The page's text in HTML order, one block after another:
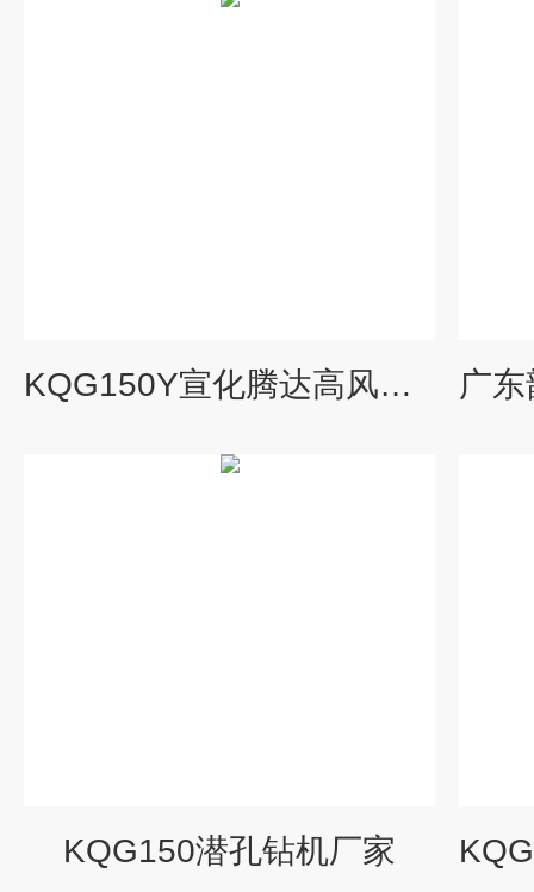
KQG150Y宣化腾达高风压电动潜孔钻机
KQG150潜孔钻机厂家